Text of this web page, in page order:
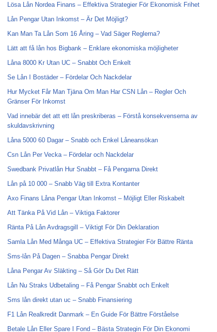
Lösa Lån Nordea Finans – Effektiva Strategier För Ekonomisk Frihet
Lån Pengar Utan Inkomst – Är Det Möjligt?
Kan Man Ta Lån Som 16 Åring – Vad Säger Reglerna?
Lätt att få lån hos Bigbank – Enklare ekonomiska möjligheter
Låna 8000 Kr Utan UC – Snabbt Och Enkelt
Se Lån I Bostäder – Fördelar Och Nackdelar
Hur Mycket Får Man Tjäna Om Man Har CSN Lån – Regler Och
Gränser För Inkomst
Vad innebär det att ett lån preskriberas – Förstå konsekvenserna av
skuldavskrivning
Låna 5000 60 Dagar – Snabb och Enkel Låneansökan
Csn Lån Per Vecka – Fördelar och Nackdelar
Swedbank Privatlån Hur Snabbt – Få Pengarna Direkt
Lån på 10 000 – Snabb Väg till Extra Kontanter
Axo Finans Låna Pengar Utan Inkomst – Möjligt Eller Riskabelt
Att Tänka På Vid Lån – Viktiga Faktorer
Ränta På Lån Avdragsgill – Viktigt För Din Deklaration
Samla Lån Med Många UC – Effektiva Strategier För Bättre Ränta
Sms-lån På Dagen – Snabba Pengar Direkt
Låna Pengar Av Släkting – Så Gör Du Det Rätt
Lån Nu Straks Udbetaling – Få Pengar Snabbt och Enkelt
Sms lån direkt utan uc – Snabb Finansiering
F1 Lån Realkredit Danmark – En Guide För Bättre Förståelse
Betale Lån Eller Spare I Fond – Bästa Strategin För Din Ekonomi